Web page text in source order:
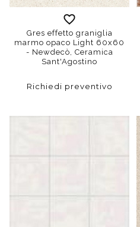
Gres effetto graniglia
marmo opaco Light 60x60
- Newdecò, Ceramica
Sant'Agostino
Richiedi preventivo